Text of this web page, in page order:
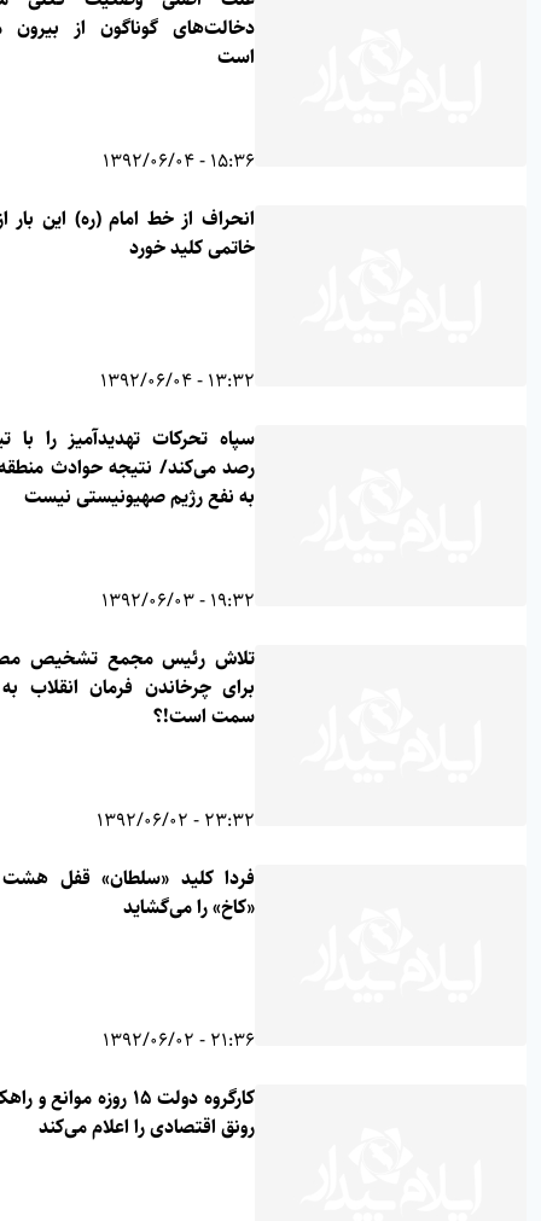
دخالت‌های گوناگون از بیرون منطقه
انحراف از خط امام (ره) این بار از زبان
خاتمی کلید خورد
سپاه تحرکات تهدیدآمیز را با تیزبینی
رصد می‌کند/ نتیجه حوادث منطقه قطعا
به نفع رژیم صهیونیستی نیست
تلاش رئیس مجمع تشخیص مصلحت
برای چرخاندن فرمان انقلاب به کدام
سمت است!؟
فردا کلید «سلطان» قفل هشت ‌ساله
«کاخ» را می‌گشاید
کارگروه دولت ۱۵ روزه موانع و راهکارهای
رونق اقتصادی را اعلام می‌کند